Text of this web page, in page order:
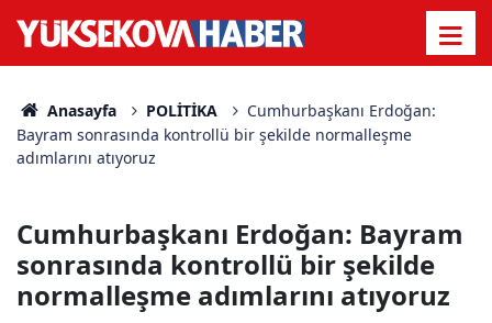
Anasayfa POLİTİKA
Cumhurbaşkanı Erdoğan:
Bayram sonrasında kontrollü bir şekilde normalleşme
adımlarını atıyoruz
Cumhurbaşkanı Erdoğan: Bayram
sonrasında kontrollü bir şekilde
normalleşme adımlarını atıyoruz